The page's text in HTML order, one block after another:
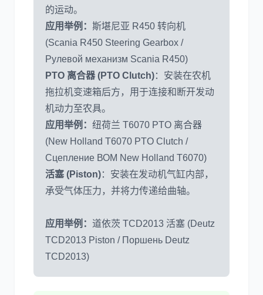
的运动。
应用举例： 斯堪尼亚 R450 转向机
(Scania R450 Steering Gearbox /
Рулевой механизм Scania R450)
PTO 离合器 (PTO Clutch)：安装在农机
拖拉机变速箱后方，用于连接和断开发动
机动力至农具。
应用举例： 纽荷兰 T6070 PTO 离合器
(New Holland T6070 PTO Clutch /
Сцепление ВОМ New Holland T6070)
活塞 (Piston)：安装在发动机气缸内部，
承受气体压力，并将力传递给曲轴。
应用举例： 道依茨 TCD2013 活塞 (Deutz
TCD2013 Piston / Поршень Deutz
TCD2013)